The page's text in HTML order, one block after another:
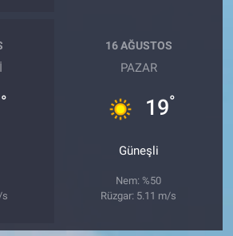
°
s
16 AĞUSTOS
PAZAR
19°
Güneşli
Nem: %50
Rüzgar: 5.11 m/s